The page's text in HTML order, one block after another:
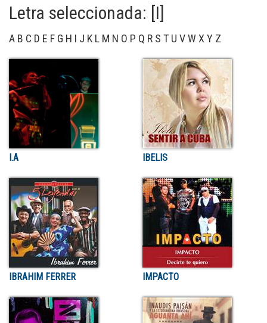
Letra seleccionada: [I]
A B C D E F G H I J K L M N O P Q R S T U VW X Y Z
I.A IBELIS
IBRAHIM FERRER IMPACTO